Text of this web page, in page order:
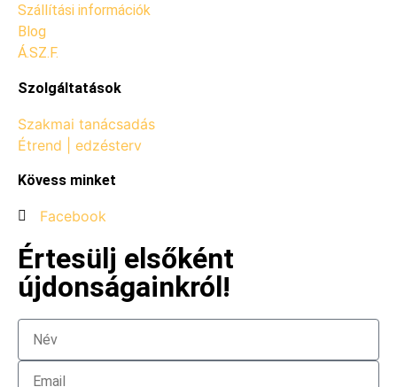
Szállítási információk
Blog
Á.SZ.F.
Szolgáltatások
Szakmai tanácsadás
Étrend | edzésterv
Kövess minket
Facebook
Értesülj elsőként
újdonságainkról!